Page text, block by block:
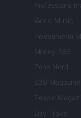
Professione
World Music
Investimenti
Money 365
Zona Nerd
B2B Magazine
People
Day Travel